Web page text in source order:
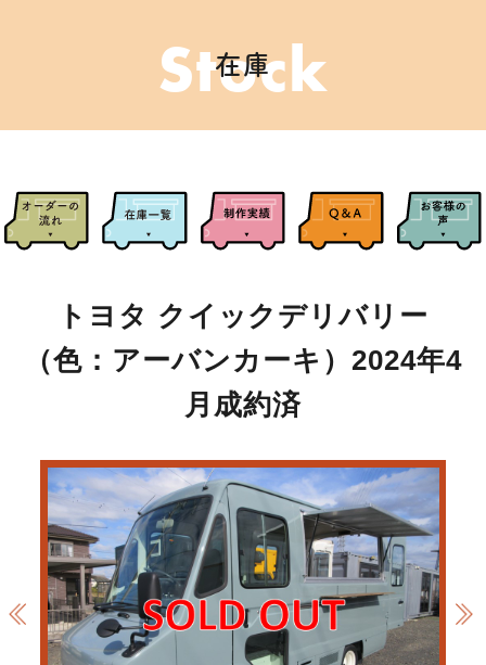
Stock
在庫
トヨタ クイックデリバリー
（色：アーバンカーキ）2024年4
月成約済